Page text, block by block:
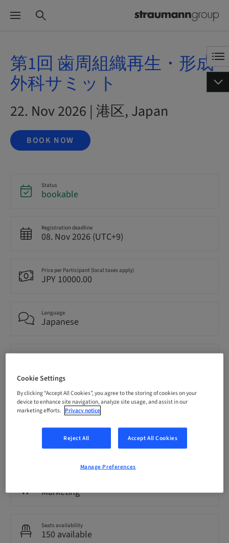
第1回 歯周組織再生・形成
外科サミット
22. Nov 2026 | 港区, Japan
BOOK NOW
Status
bookable
Registration deadline
08. Nov 2026 (UTC+9)
Price per Participant (local taxes apply)
JPY 10000.00
Language
Japanese
Points
Delivery method
Event
National
Marketing
Seats availability
150 available
Cookie Settings
By clicking “Accept All Cookies”, you agree to the storing of cookies on your
device to enhance site navigation, analyze site usage, and assist in our
marketing efforts. Privacy notice
Reject All Accept All Cookies
Manage Preferences